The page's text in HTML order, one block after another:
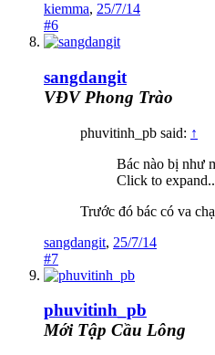
kiemma, 25/7/14
#6
sangdangit
VĐV Phong Trào
phuvitinh_pb said: ↑
Bác nào bị như
Click to
Trước đó bác có va
sangdangit, 25/7/14
#7
phuvitinh_pb
Mới Tập Cầu Lông